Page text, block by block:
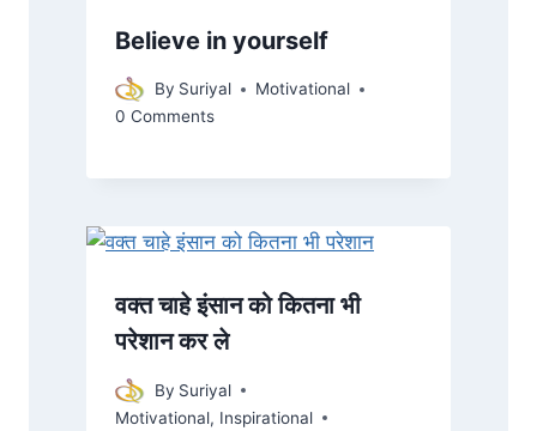
Believe in yourself
By Suriyal
Motivational
0 Comments
वक्त चाहे इंसान को कितना भी
परेशान कर ले
By Suriyal
Motivational, Inspirational